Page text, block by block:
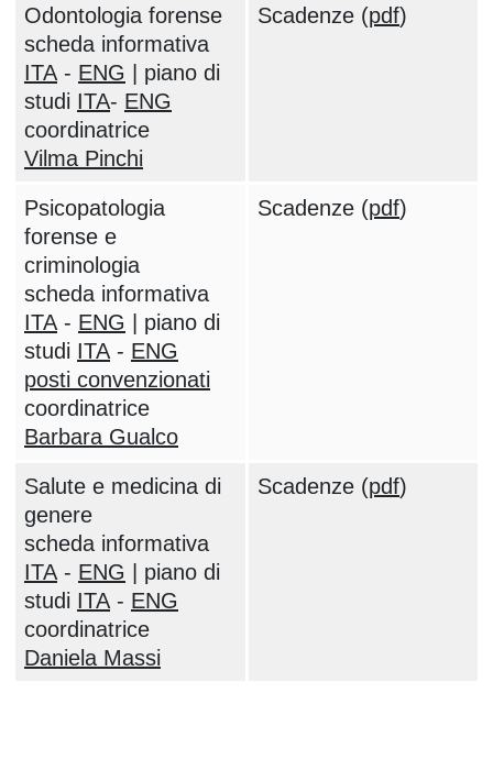
Odontologia forense
scheda informativa
ITA- ENG | piano di
studi ITA- ENG
coordinatrice
Vilma Pinchi
Scadenze (pdf)
Psicopatologia
forense e
criminologia
scheda informativa
ITA- ENG | piano di
studi ITA- ENG
posti convenzionati
coordinatrice
Barbara Gualco
Scadenze (pdf)
Salute e medicina di
genere
scheda informativa
ITA- ENG | piano di
studi ITA- ENG
coordinatrice
Daniela Massi
Scadenze (pdf)